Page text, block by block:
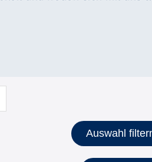
Auswahl